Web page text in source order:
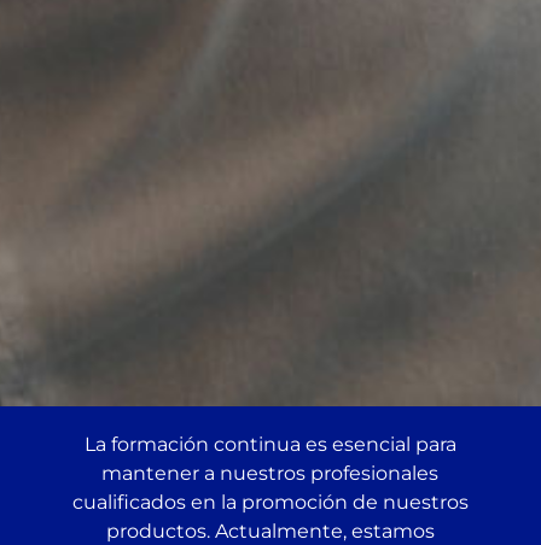
La formación continua es esencial para
mantener a nuestros profesionales
cualificados en la promoción de nuestros
productos. Actualmente, estamos